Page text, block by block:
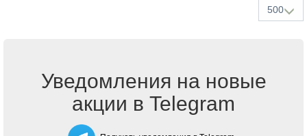
500
Уведомления на новые
акции в Telegram